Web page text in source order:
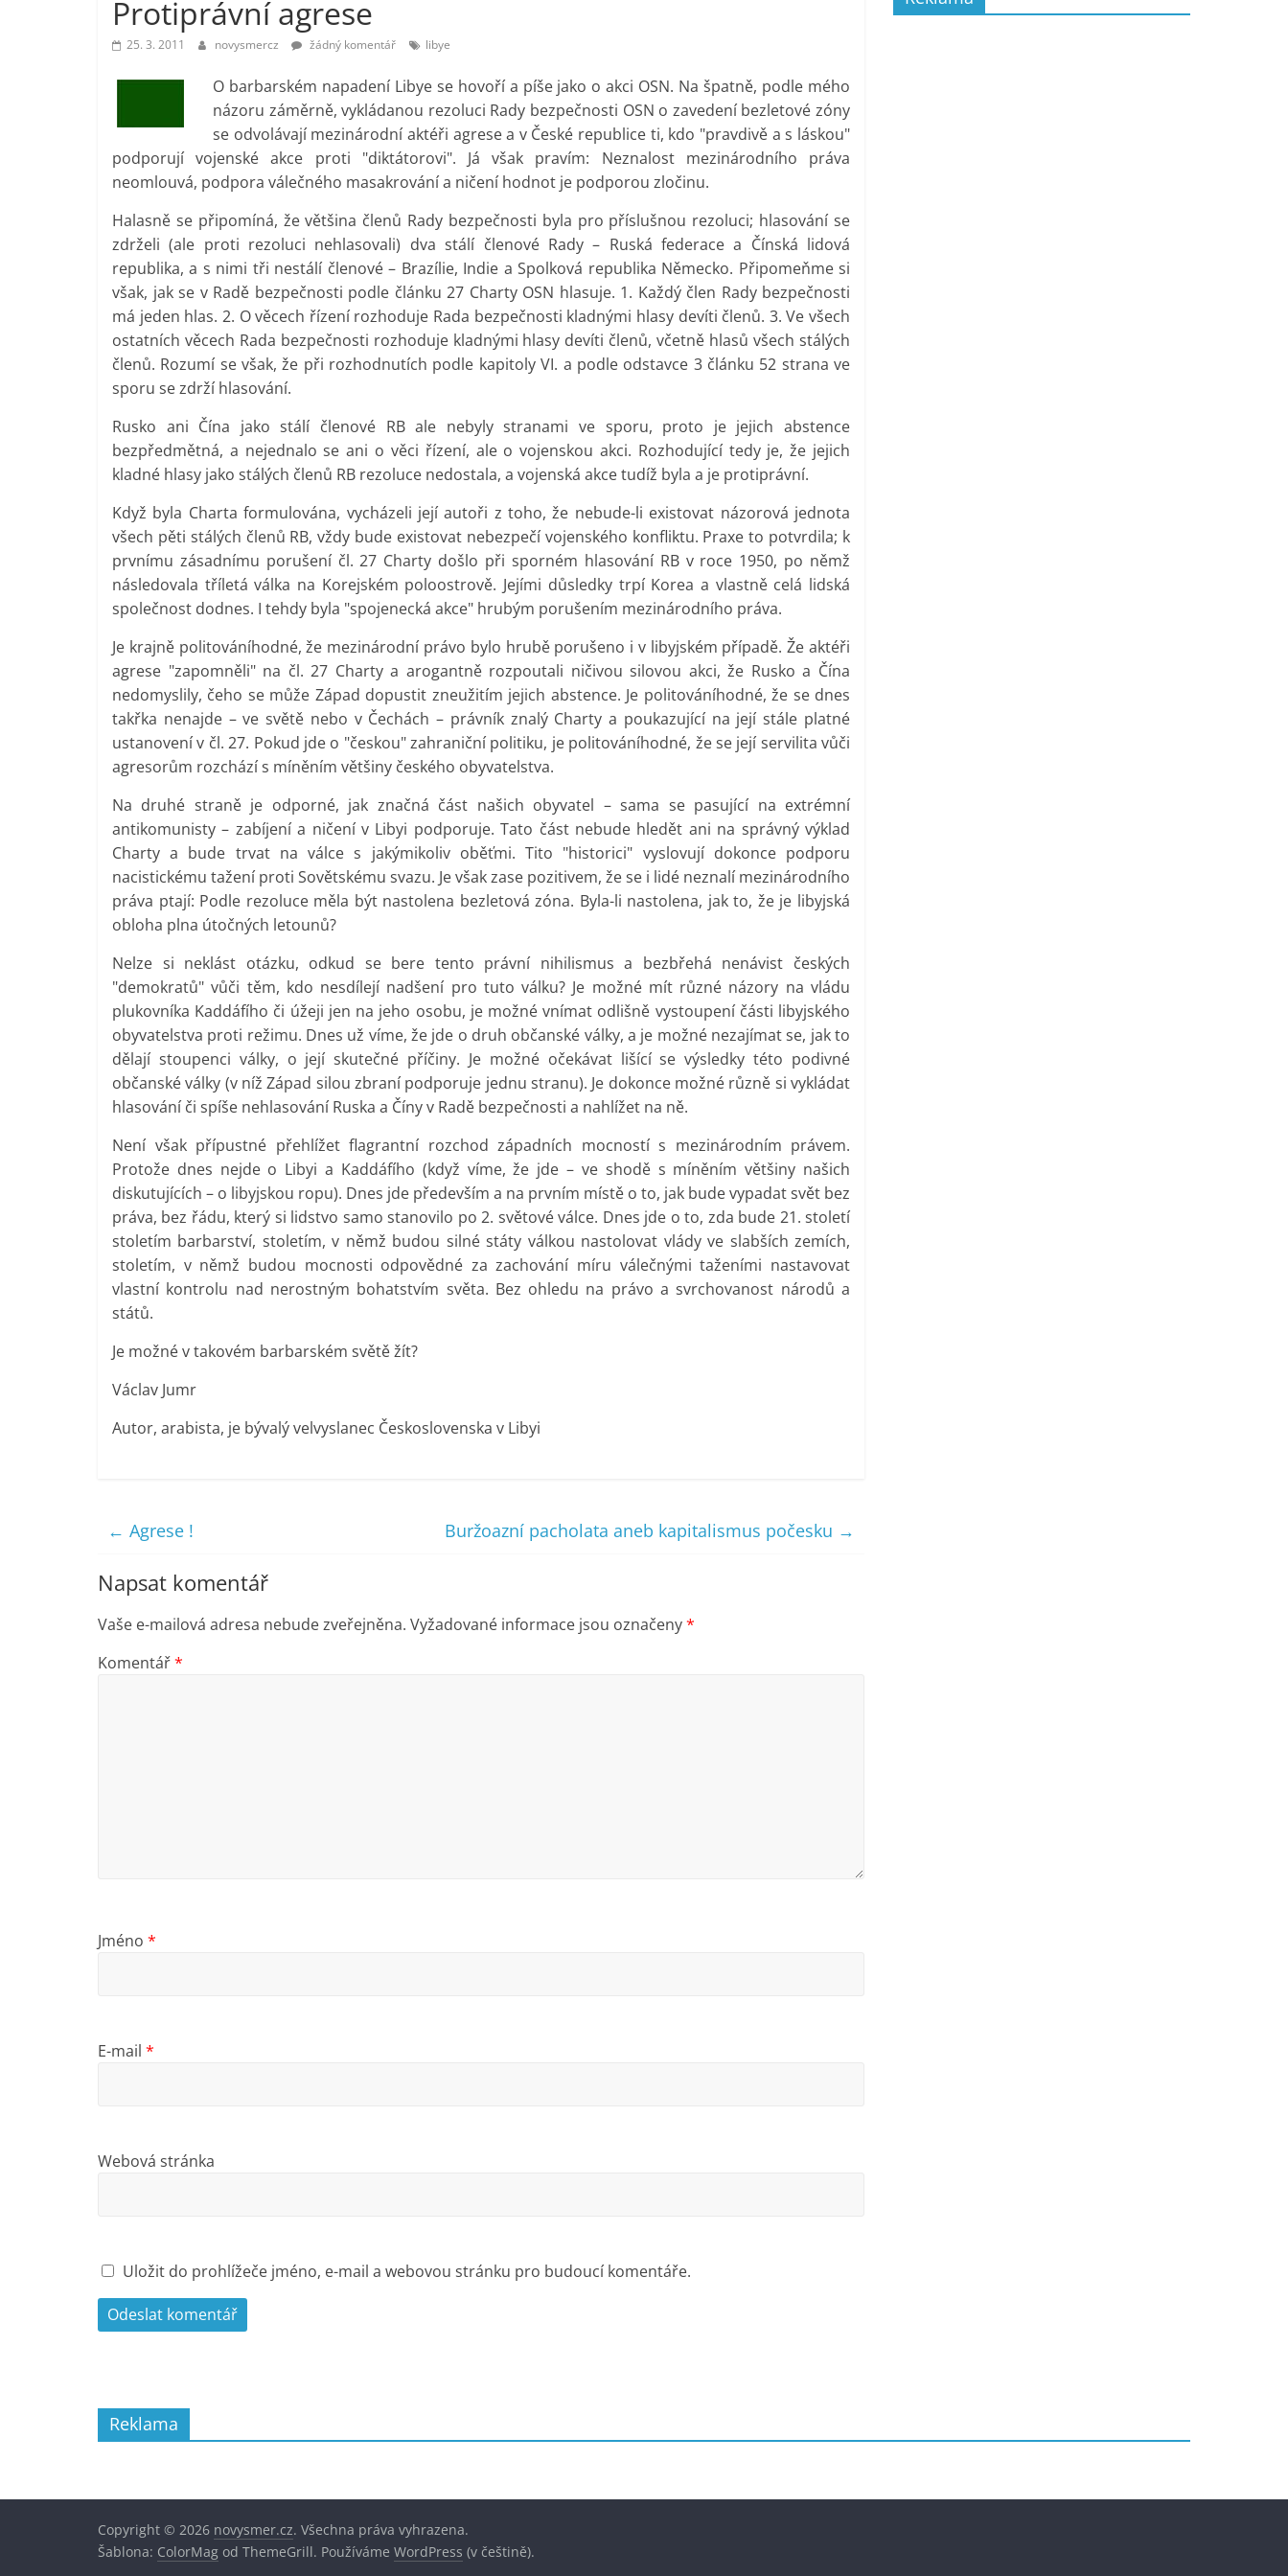
vlastně
prospívá?
Protiprávní agrese
25. 3. 2011 novysmercz žádný komentář libye
O barbarském napadení Libye se hovoří a píše jako o akci OSN. Na špatně, podle mého
názoru záměrně, vykládanou rezoluci Rady bezpečnosti OSN o zavedení bezletové zóny
se odvolávají mezinárodní aktéři agrese a v České republice ti, kdo "pravdivě a s láskou"
podporují vojenské akce proti "diktátorovi". Já však pravím: Neznalost mezinárodního práva
neomlouvá, podpora válečného masakrování a ničení hodnot je podporou zločinu.
Halasně se připomíná, že většina členů Rady bezpečnosti byla pro příslušnou rezoluci; hlasování se
zdrželi (ale proti rezoluci nehlasovali) dva stálí členové Rady – Ruská federace a Čínská lidová
republika, a s nimi tři nestálí členové – Brazílie, Indie a Spolková republika Německo. Připomeňme si
však, jak se v Radě bezpečnosti podle článku 27 Charty OSN hlasuje. 1. Každý člen Rady bezpečnosti
má jeden hlas. 2. O věcech řízení rozhoduje Rada bezpečnosti kladnými hlasy devíti členů. 3. Ve všech
ostatních věcech Rada bezpečnosti rozhoduje kladnými hlasy devíti členů, včetně hlasů všech stálých
členů. Rozumí se však, že při rozhodnutích podle kapitoly VI. a podle odstavce 3 článku 52 strana ve
sporu se zdrží hlasování.
Rusko ani Čína jako stálí členové RB ale nebyly stranami ve sporu, proto je jejich abstence
bezpředmětná, a nejednalo se ani o věci řízení, ale o vojenskou akci. Rozhodující tedy je, že jejich
kladné hlasy jako stálých členů RB rezoluce nedostala, a vojenská akce tudíž byla a je protiprávní.
Když byla Charta formulována, vycházeli její autoři z toho, že nebude-li existovat názorová jednota
všech pěti stálých členů RB, vždy bude existovat nebezpečí vojenského konfliktu. Praxe to potvrdila; k
prvnímu zásadnímu porušení čl. 27 Charty došlo při sporném hlasování RB v roce 1950, po němž
následovala tříletá válka na Korejském poloostrově. Jejími důsledky trpí Korea a vlastně celá lidská
společnost dodnes. I tehdy byla "spojenecká akce" hrubým porušením mezinárodního práva.
Je krajně politováníhodné, že mezinárodní právo bylo hrubě porušeno i v libyjském případě. Že aktéři
agrese "zapomněli" na čl. 27 Charty a arogantně rozpoutali ničivou silovou akci, že Rusko a Čína
nedomyslily, čeho se může Západ dopustit zneužitím jejich abstence. Je politováníhodné, že se dnes
takřka nenajde – ve světě nebo v Čechách – právník znalý Charty a poukazující na její stále platné
ustanovení v čl. 27. Pokud jde o "českou" zahraniční politiku, je politováníhodné, že se její servilita vůči
agresorům rozchází s míněním většiny českého obyvatelstva.
Na druhé straně je odporné, jak značná část našich obyvatel – sama se pasující na extrémní
antikomunisty – zabíjení a ničení v Libyi podporuje. Tato část nebude hledět ani na správný výklad
Charty a bude trvat na válce s jakýmikoliv oběťmi. Tito "historici" vyslovují dokonce podporu
nacistickému tažení proti Sovětskému svazu. Je však zase pozitivem, že se i lidé neznalí mezinárodního
práva ptají: Podle rezoluce měla být nastolena bezletová zóna. Byla-li nastolena, jak to, že je libyjská
obloha plna útočných letounů?
Nelze si neklást otázku, odkud se bere tento právní nihilismus a bezbřehá nenávist českých
"demokratů" vůči těm, kdo nesdílejí nadšení pro tuto válku? Je možné mít různé názory na vládu
plukovníka Kaddáfího či úžeji jen na jeho osobu, je možné vnímat odlišně vystoupení části libyjského
obyvatelstva proti režimu. Dnes už víme, že jde o druh občanské války, a je možné nezajímat se, jak to
dělají stoupenci války, o její skutečné příčiny. Je možné očekávat lišící se výsledky této podivné
občanské války (v níž Západ silou zbraní podporuje jednu stranu). Je dokonce možné různě si vykládat
hlasování či spíše nehlasování Ruska a Číny v Radě bezpečnosti a nahlížet na ně.
Není však přípustné přehlížet flagrantní rozchod západních mocností s mezinárodním právem.
Protože dnes nejde o Libyi a Kaddáfího (když víme, že jde – ve shodě s míněním většiny našich
diskutujících – o libyjskou ropu). Dnes jde především a na prvním místě o to, jak bude vypadat svět bez
práva, bez řádu, který si lidstvo samo stanovilo po 2. světové válce. Dnes jde o to, zda bude 21. století
stoletím barbarství, stoletím, v němž budou silné státy válkou nastolovat vlády ve slabších zemích,
stoletím, v němž budou mocnosti odpovědné za zachování míru válečnými taženími nastavovat
vlastní kontrolu nad nerostným bohatstvím světa. Bez ohledu na právo a svrchovanost národů a
států.
Je možné v takovém barbarském světě žít?
Václav Jumr
Autor, arabista, je bývalý velvyslanec Československa v Libyi
← Agrese ! Buržoazní pacholata aneb kapitalismus počesku →
Napsat komentář
Vaše e-mailová adresa nebude zveřejněna. Vyžadované informace jsou označeny*
Komentář*
Jméno *
E-mail *
Webová stránka
Uložit do prohlížeče jméno, e-mail a webovou stránku pro budoucí komentáře.
Reklama
Copyright © 2026 novysmer.cz. Všechna práva vyhrazena.
Šablona: ColorMag od ThemeGrill. Používáme WordPress (v češtině).